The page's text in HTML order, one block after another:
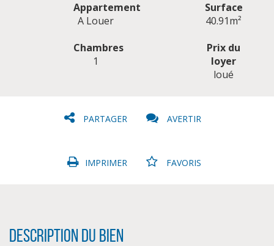
Appartement
A Louer
Surface
40.91m²
Chambres
1
Prix du
loyer
loué
PARTAGER AVERTIR
IMPRIMER FAVORIS
Description du bien